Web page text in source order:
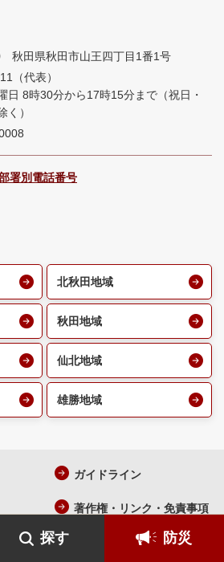
探す 防災
秋田県秋田市山王四丁目1番1号
（代表）
日 8時30分から17時15分まで （祝日・
く）
署別電話番号
北秋田地域
秋田地域
仙北地域
雄勝地域
ガイドライン
著作権・リンク・免責事項
ィ